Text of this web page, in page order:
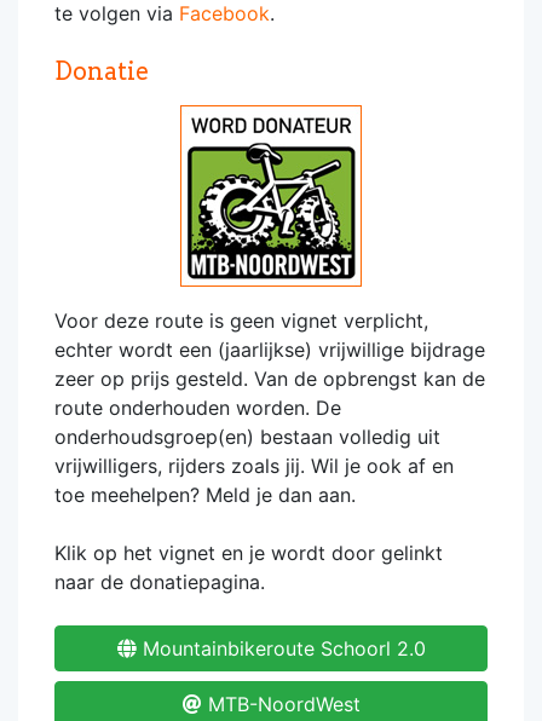
te volgen via Facebook.
Donatie
Voor deze route is geen vignet verplicht,
echter wordt een (jaarlijkse) vrijwillige bijdrage
zeer op prijs gesteld. Van de opbrengst kan de
route onderhouden worden. De
onderhoudsgroep(en) bestaan volledig uit
vrijwilligers, rijders zoals jij. Wil je ook af en
toe meehelpen? Meld je dan aan.
Klik op het vignet en je wordt door gelinkt
naar de donatiepagina.
Mountainbikeroute Schoorl 2.0
MTB-NoordWest